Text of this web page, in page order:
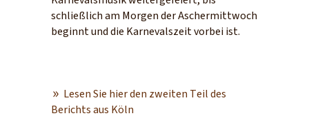
schließlich am Morgen der Aschermittwoch
beginnt und die Karnevalszeit vorbei ist.
Lesen Sie hier den zweiten Teil des
Berichts aus Köln